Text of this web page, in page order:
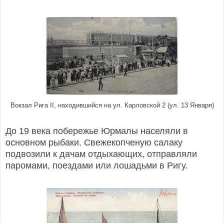
Вокзал Рига II, находившийся на ул. Карловской 2 (ул. 13 Января)
До 19 века побережье Юрмалы населяли в
основном рыбаки. Свежекопченую салаку
подвозили к дачам отдыхающих, отправляли
паромами, поездами или лошадьми в Ригу.